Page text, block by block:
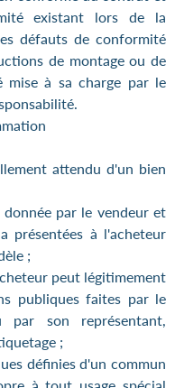
existant lors de la
défauts de conformité
de montage ou de
mise à sa charge par le
attendu d'un bien
par le vendeur et
présentées à l'acheteur
;
peut légitimement
publiques faites par le
son représentant,
;
définies d'un commun